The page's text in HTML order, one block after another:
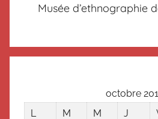
Musée d’ethnographie
octobre
L
M M J